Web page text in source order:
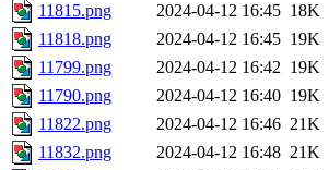
11815.png
2024-04-12 16:45 18K
11818.png
2024-04-12 16:45 19K
11799.png
2024-04-12 16:42 19K
11790.png
2024-04-12 16:40 19K
11822.png
2024-04-12 16:46 21K
11832.png
2024-04-12 16:48 21K